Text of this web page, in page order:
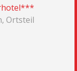
Ortsteil